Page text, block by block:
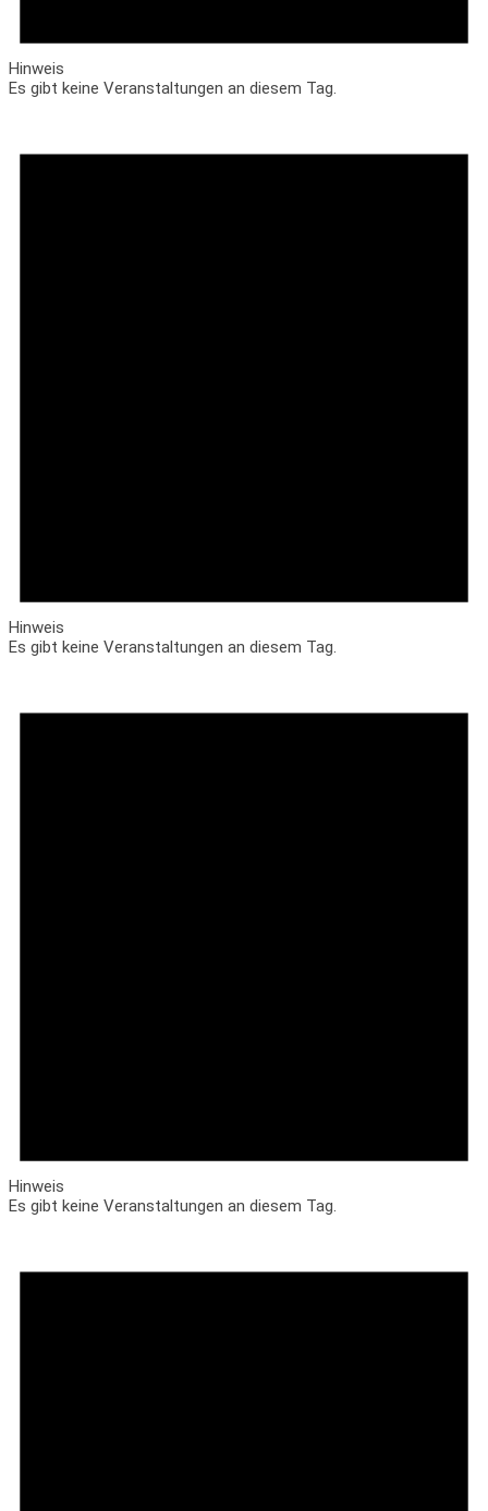
Hinweis
Es gibt keine Veranstaltungen an diesem Tag.
Hinweis
Es gibt keine Veranstaltungen an diesem Tag.
Hinweis
Es gibt keine Veranstaltungen an diesem Tag.